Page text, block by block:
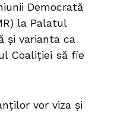
Democrată
la Palatul
și varianta ca
Coaliției să fie
vor viza și